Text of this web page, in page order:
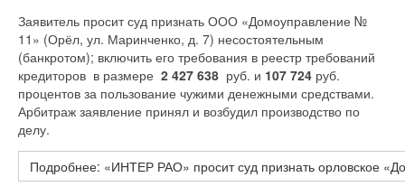
Заявитель просит суд признать ООО «Домоуправление №
11» (Орёл, ул. Маринченко, д. 7) несостоятельным
(банкротом); включить его требования в реестр требований
кредиторов в размере 2 427 638 руб. и 107 724 руб.
процентов за пользование чужими денежными средствами.
Арбитраж заявление принял и возбудил производство по
делу.
Подробнее: «ИНТЕР РАО» просит суд признать орловское